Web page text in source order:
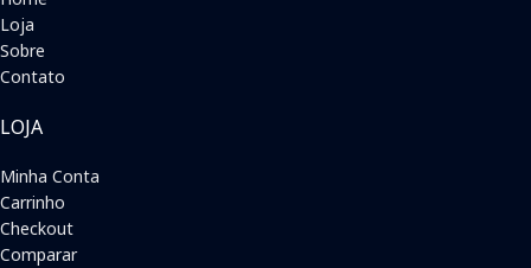
Loja
Sobre
Contato
LOJA
Minha Conta
Carrinho
Checkout
Comparar